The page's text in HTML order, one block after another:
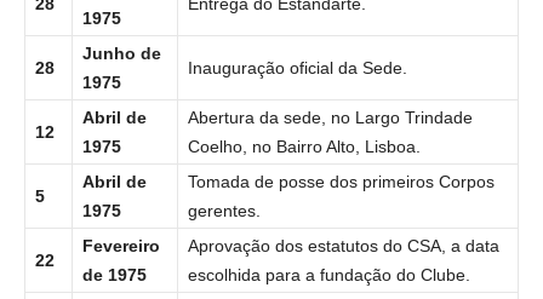
1975
28
Junho de
1975
Inauguração oficial da Sede.
12
Abril de
1975
Abertura da sede, no Largo Trindade
Coelho, no Bairro Alto, Lisboa.
5
Abril de
1975
Tomada de posse dos primeiros Corpos
gerentes.
22
Fevereiro
de 1975
Aprovação dos estatutos do CSA, a data
escolhida para a fundação do Clube.